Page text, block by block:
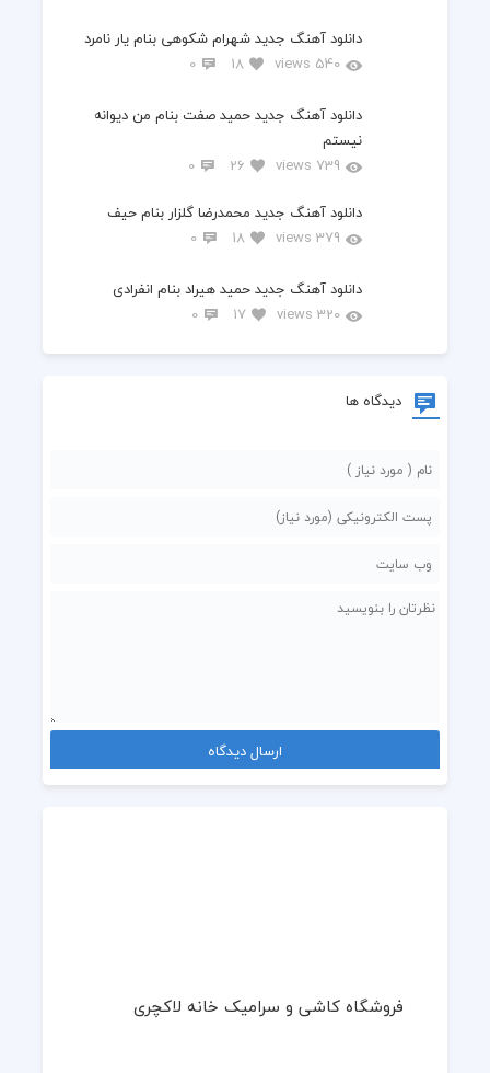
دانلود آهنگ جدید شهرام شکوهی بنام یار نامرد
540 views
18
0
دانلود آهنگ جدید حمید صفت بنام من دیوانه
نیستم
739 views
26
0
دانلود آهنگ جدید محمدرضا گلزار بنام حیف
379 views
18
0
دانلود آهنگ جدید حمید هیراد بنام انفرادی
320 views
17
0
دیدگاه ها
فروشگاه کاشی و سرامیک خانه لاکچری